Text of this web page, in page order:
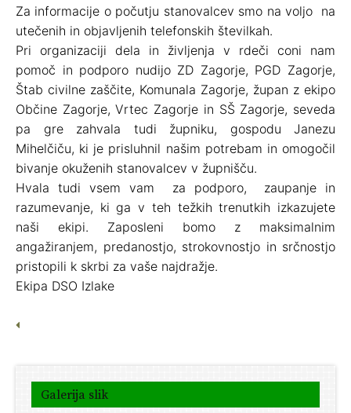
Za informacije o počutju stanovalcev smo na voljo na
utečenih in objavljenih telefonskih številkah.
Pri organizaciji dela in življenja v rdeči coni nam
pomoč in podporo nudijo ZD Zagorje, PGD Zagorje,
Štab civilne zaščite, Komunala Zagorje, župan z ekipo
Občine Zagorje, Vrtec Zagorje in SŠ Zagorje, seveda
pa gre zahvala tudi župniku, gospodu Janezu
Mihelčiču, ki je prisluhnil našim potrebam in omogočil
bivanje okuženih stanovalcev v župnišču.
Hvala tudi vsem vam za podporo, zaupanje in
razumevanje, ki ga v teh težkih trenutkih izkazujete
naši ekipi. Zaposleni bomo z maksimalnim
angažiranjem, predanostjo, strokovnostjo in srčnostjo
pristopili k skrbi za vaše najdražje.
Ekipa DSO Izlake
Galerija slik